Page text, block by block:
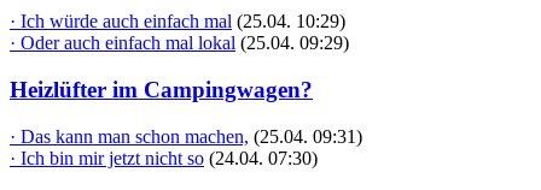
· Ich würde auch einfach mal (25.04. 10:29)
· Oder auch einfach mal lokal (25.04. 09:29)
Heizlüfter im Campingwagen?
· Das kann man schon machen, (25.04. 09:31)
· Ich bin mir jetzt nicht so (24.04. 07:30)